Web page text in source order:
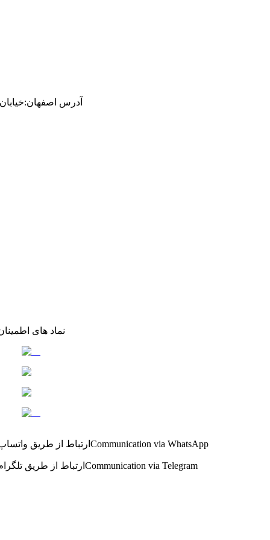
آدرس اصفهان:خیابان
نماد های
ارتباط از طریق Communication via WhatsApp
ارتباط از طریق Communication via Telegram